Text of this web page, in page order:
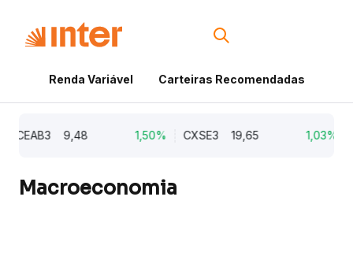
Renda Variável Carteiras Recomendadas
CEAB3 9,48 1,50% CXSE3 19,65 1,03%
Macroeconomia